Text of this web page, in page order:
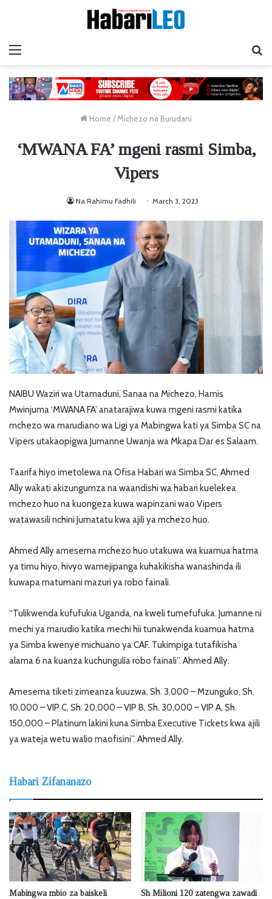
Home /Michezo na Burudani
‘MWANA FA’ mgeni rasmi Simba,
Vipers
Na Rahimu Fadhili March 3, 2023
NAIBU Waziri wa Utamaduni, Sanaa na Michezo, Hamis
Mwinjuma ‘MWANA FA’ anatarajiwa kuwa mgeni rasmi katika
mchezo wa marudiano wa Ligi ya Mabingwa kati ya Simba SC na
Vipers utakaopigwa Jumanne Uwanja wa Mkapa Dar es Salaam.
Taarifa hiyo imetolewa na Ofisa Habari wa Simba SC, Ahmed
Ally wakati akizungumza na waandishi wa habari kuelekea
mchezo huo na kuongeza kuwa wapinzani wao Vipers
watawasili nchini Jumatatu kwa ajili ya mchezo huo.
Ahmed Ally amesema mchezo huo utakuwa wa kuamua hatma
ya timu hiyo, hivyo wamejipanga kuhakikisha wanashinda ili
kuwapa matumani mazuri ya robo fainali.
“Tulikwenda kufufukia Uganda, na kweli tumefufuka. Jumanne ni
mechi ya marudio katika mechi hii tunakwenda kuamua hatma
ya Simba kwenye michuano ya CAF. Tukimpiga tutafikisha
alama 6 na kuanza kuchungulia robo fainali”. Ahmed Ally.
Amesema tiketi zimeanza kuuzwa, Sh. 3,000 – Mzunguko, Sh.
10,000 – VIP C, Sh. 20,000 – VIP B, Sh. 30,000 – VIP A, Sh.
150,000 – Platinum lakini kuna Simba Executive Tickets kwa ajili
ya wateja wetu walio maofisini”. Ahmed Ally.
Habari Zifananazo
Mabingwa mbio za baiskeli
Sh Milioni 120 zatengwa zawadi